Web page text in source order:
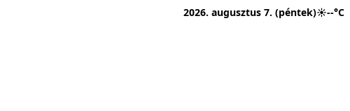
2026. augusztus 7. (péntek)☀--°C